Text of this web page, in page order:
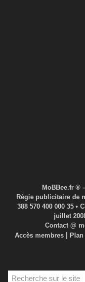
MoBBee.fr ®
Régie publicitaire de
388 570 400 000 35 •
juillet
Contact @
Accès membres |